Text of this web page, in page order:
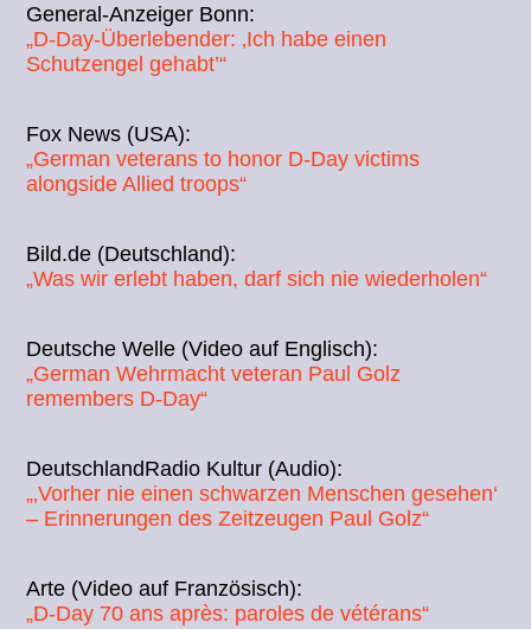
General-Anzeiger Bonn:
„D-Day-Überlebender: ‚Ich habe einen
Schutzengel gehabt’“
Fox News (USA):
„German veterans to honor D-Day victims
alongside Allied troops“
Bild.de (Deutschland):
„Was wir erlebt haben, darf sich nie wiederholen“
Deutsche Welle (Video auf Englisch):
„German Wehrmacht veteran Paul Golz
remembers D-Day“
DeutschlandRadio Kultur (Audio):
„‚Vorher nie einen schwarzen Menschen gesehen‘
– Erinnerungen des Zeitzeugen Paul Golz“
Arte (Video auf Französisch):
„D-Day 70 ans après: paroles de vétérans“